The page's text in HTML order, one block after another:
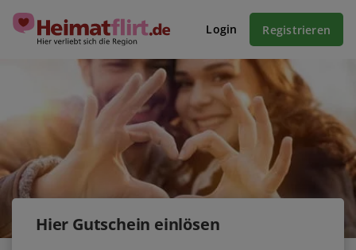
Login Registrieren
Hier Gutschein einlösen